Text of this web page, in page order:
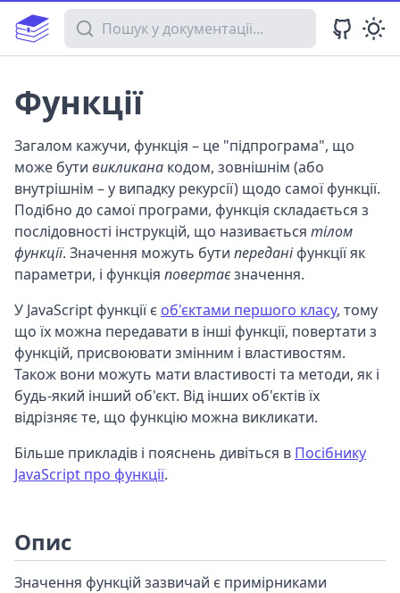
Пошук у документації
Функції
Загалом кажучи, функція – це "підпрограма", що
може бути викликана кодом, зовнішнім (або
внутрішнім – у випадку рекурсії) щодо самої функції.
Подібно до самої програми, функція складається з
послідовності інструкцій, що називається тілом
функції. Значення можуть бути переданіфункції як
параметри, і функція повертаєзначення.
У JavaScript функції є об'єктами першого класу, тому
що їх можна передавати в інші функції, повертати з
функцій, присвоювати змінним і властивостям.
Також вони можуть мати властивості та методи, як і
будь-який інший об'єкт. Від інших об'єктів їх
відрізняє те, що функцію можна викликати.
Більше прикладів і пояснень дивіться в Посібнику
JavaScript про функції.
Опис
Значення функцій зазвичай є примірниками